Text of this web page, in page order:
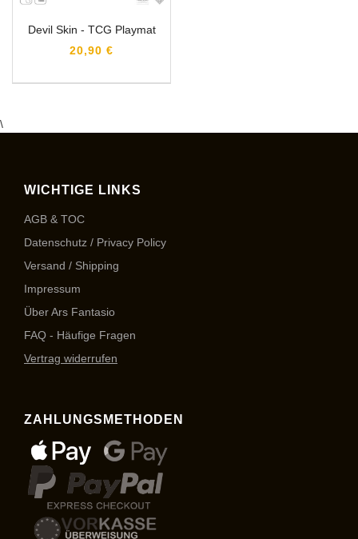
Devil Skin - TCG Playmat
20,90 €
\
WICHTIGE LINKS
AGB & TOC
Datenschutz / Privacy Policy
Versand / Shipping
Impressum
Über Ars Fantasio
FAQ - Häufige Fragen
Vertrag widerrufen
ZAHLUNGSMETHODEN